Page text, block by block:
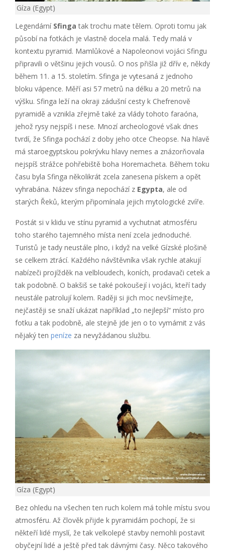
Gíza (Egypt)
Legendární Sfinga tak trochu mate tělem. Oproti tomu jak
působí na fotkách je vlastně docela malá. Tedy malá v
kontextu pyramid. Mamlůkové a Napoleonovi vojáci Sfingu
připravili o většinu jejich vousů. O nos přišla již dřív e, někdy
během 11. a 15. stoletím. Sfinga je vytesaná z jednoho
bloku vápence. Měří asi 57 metrů na délku a 20 metrů na
výšku. Sfinga leží na okraji zádušní cesty k Chefrenově
pyramidě a vznikla zřejmě také za vlády tohoto faraóna,
jehož rysy nejspíš i nese. Mnozí archeologové však dnes
tvrdí, že Sfinga pochází z doby jeho otce Cheopse. Na hlavě
má staroegyptskou pokrývku hlavy nemes a znázorňovala
nejspíš strážce pohřebiště boha Horemacheta. Během toku
času byla Sfinga několikrát zcela zanesena pískem a opět
vyhrabána. Název sfinga nepochází z Egypta, ale od
starých Řeků, kterým připomínala jejich mytologické zvíře.
Postát si v klidu ve stínu pyramid a vychutnat atmosféru
toho starého tajemného místa není zcela jednoduché.
Turistů je tady neustále plno, i když na velké Gízské plošině
se celkem ztrácí. Každého návštěvníka však rychle atakují
nabízeči projížděk na velbloudech, koních, prodavači cetek a
tak podobně. O bakšiš se také pokoušejí i vojáci, kteří tady
neustále patrolují kolem. Raději si jich moc nevšímejte,
nejčastěji se snaží ukázat například „to nejlepší“ místo pro
fotku a tak podobně, ale stejně jde jen o to vymámit z vás
nějaký ten peníze za nevyžádanou službu.
Gíza (Egypt)
Bez ohledu na všechen ten ruch kolem má tohle místu svou
atmosféru. Až člověk přijde k pyramidám pochopí, že si
někteří lidé myslí, že tak velkolepé stavby nemohli postavit
obyčejní lidé a ještě před tak dávnými časy. Něco takového